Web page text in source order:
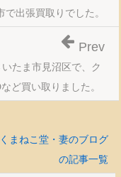
出張買取りでした。
たま市見沼区で、ク
ど買い取りました。
Prev
まねこ堂・妻のブログ
の記事一覧